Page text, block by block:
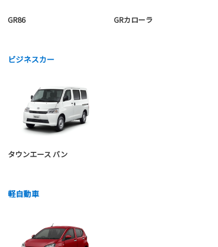
GR86 GRカローラ
ビジネスカー
タウンエース バン
軽自動車